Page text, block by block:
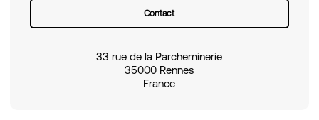
Contact
33 rue de la Parcheminerie
35000 Rennes
France